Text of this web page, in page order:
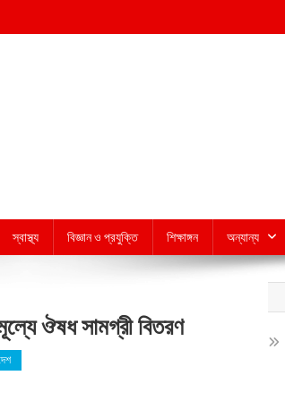
স্বাস্থ্য বিজ্ঞান ও প্রযুক্তি শিক্ষাঙ্গন অন্যান্য
ঔষধ সামগ্রী বিতরণ